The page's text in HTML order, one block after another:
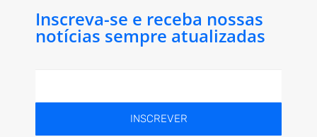
Inscreva-se e receba nossas
notícias sempre atualizadas
INSCREVER